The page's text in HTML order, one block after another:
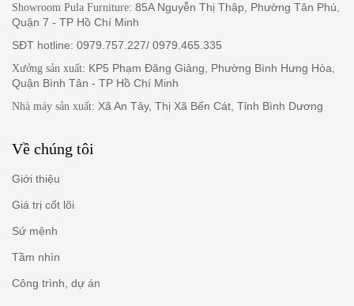
Showroom Pula Furniture: 85A Nguyễn Thị Thập, Phường Tân Phú,
Quận 7 - TP Hồ Chí Minh
SĐT hotline: 0979.757.227/ 0979.465.335
Xưởng sản xuất: KP5 Phạm Đăng Giảng, Phường Bình Hưng Hòa,
Quận Bình Tân - TP Hồ Chí Minh
Nhà máy sản xuất: Xã An Tây, Thị Xã Bến Cát, Tỉnh Bình Dương
Về chúng tôi
Giới thiệu
Giá trị cốt lõi
Sứ mệnh
Tầm nhìn
Công trình, dự án